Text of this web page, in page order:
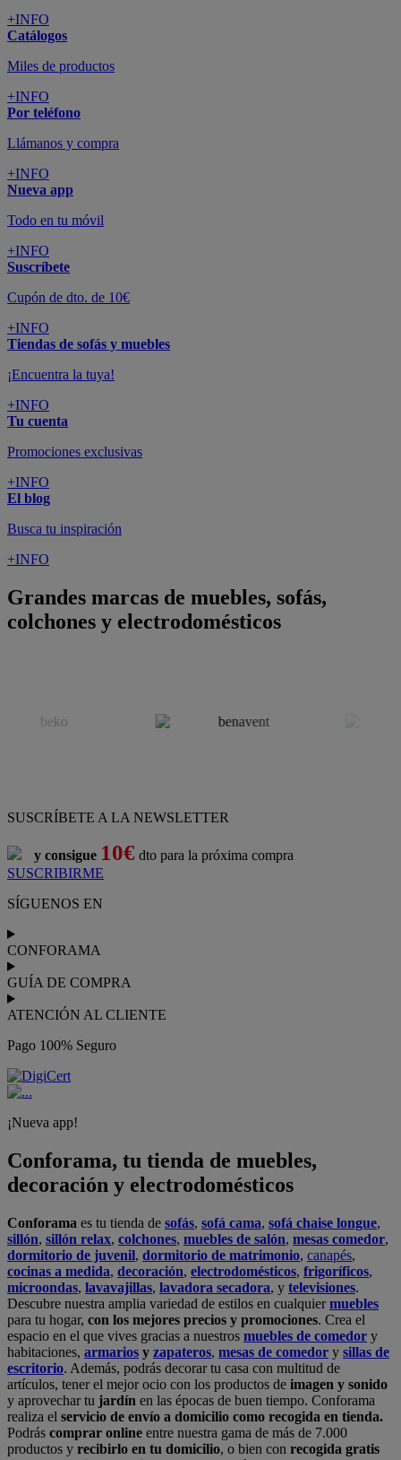
+INFO
Catálogos
Miles de productos
+INFO
Por teléfono
Llámanos y compra
+INFO
Nueva app
Todo en tu móvil
+INFO
Suscríbete
Cupón de dto. de 10€
+INFO
Tiendas de sofás y muebles
¡Encuentra la tuya!
+INFO
Tu cuenta
Promociones exclusivas
+INFO
El blog
Busca tu inspiración
+INFO
Grandes marcas de muebles, sofás,
colchones y electrodomésticos
SUSCRÍBETE A LA NEWSLETTER
y consigue 10€ dto para la próxima compra
SUSCRIBIRME
SÍGUENOS EN
CONFORAMA
GUÍA DE COMPRA
ATENCIÓN AL CLIENTE
Pago 100% Seguro
¡Nueva app!
Conforama, tu tienda de muebles,
decoración y electrodomésticos
Conforama es tu tienda de sofás, sofá cama, sofá chaise longue,
sillón, sillón relax, colchones, muebles de salón, mesas comedor,
dormitorio de juvenil, dormitorio de matrimonio, canapés,
cocinas a medida, decoración, electrodomésticos, frigoríficos,
microondas, lavavajillas, lavadora secadora, y televisiones.
Descubre nuestra amplia variedad de estilos en cualquiermuebles
para tu hogar, con los mejores precios y promociones. Crea el
espacio en el que vives gracias a nuestros muebles de comedor y
habitaciones, armarios y zapateros, mesas de comedor y sillas de
escritorio. Además, podrás decorar tu casa con multitud de
artículos, tener el mejor ocio con los productos de imagen y sonido
y aprovechar tu jardín en las épocas de buen tiempo. Conforama
realiza el servicio de envío a domicilio como recogida en tienda.
Podrás comprar online entre nuestra gama de más de 7.000
productos y recibirlo en tu domicilio, o bien con recogida gratis